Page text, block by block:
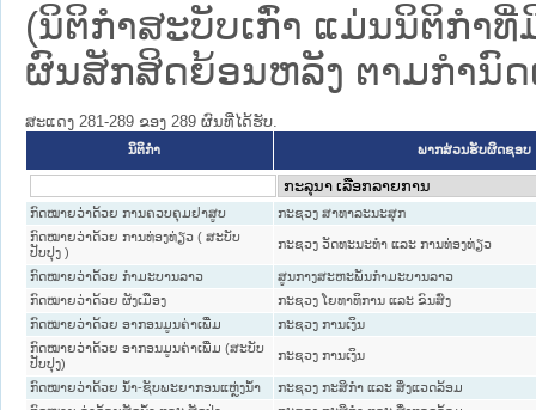
(ນິຕິກໍາສະບັບເກົ່າ ແມ່ນນິຕິກໍາ
ຜົນສັກສິດຍ້ອນຫລັງ ຕາມກໍານົດ
ສະແດງ 281-289 ຂອງ 289 ຜົນທີ່ໄດ້ຮັບ.
ນິຕິກໍາ ພາກສ່ວນຮັບຜິດຊອບ
ກົດໝາຍວ່າດ້ວຍ ການຄວບຄຸມຢາສູບ
ກະຊວງ ສາທາລະນະສຸກ
ກົດໝາຍວ່າດ້ວຍ ການທ່ອງທ່ຽວ ( ສະບັບ
ປັບປຸງ )
ກະຊວງ ວັດທະນະທຳ ແລະ ການທ່ອງທ່ຽວ
ກົດໝາຍວ່າດ້ວຍ ກຳມະບານລາວ
ສູນກາງສະຫະພັນກຳມະບານລາວ
ກົດ​ໝາຍ​ວ່າ​ດ້ວຍ ຜັງເມືອງ
ກະຊວງ ໂຍທາທິການ ແລະ ຂົນສົ່ງ
ກົດໝາຍວ່າດ້ວຍ ອາກອນມູນຄ່າເພີ່ມ
ກະຊວງ ການເງິນ
ກົດໝາຍວ່າດ້ວຍ ອາກອນມູນຄ່າເພີ່ມ (ສະບັບ
ປັບປຸງ)
ກະຊວງ ການເງິນ
ກົດໝາຍວ່າດ້ວຍ ນ້ຳ-ຊັບພະຍາກອນແຫຼ່ງນ້ຳ
ກະຊວງ ກະສິກຳ ແລະ ສິ່ງແວດລ້ອມ